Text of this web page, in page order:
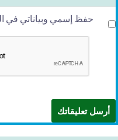
حفظ إسمي وبياناتي في